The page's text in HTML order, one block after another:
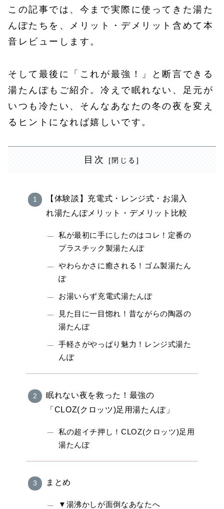
この記事では、今まで実際に使ってきた湯た
んぽたちを、メリット・デメリット含めて本
音レビューします。
そして最後に「これが最強！」と断言できる
湯たんぽもご紹介。冷えで眠れない、足元が
いつも冷たい、そんなあなたの冬の夜を変え
るヒントになれば嬉しいです。
目次
【体験談】充電式・レンジ式・お湯入
れ湯たんぽメリット・デメリット比較
私が最初に手にしたのはコレ！定番の
プラスチック製湯たんぽ
やわらかさに癒される！ゴム製湯たん
ぽ
お湯いらず充電式湯たんぽ
見た目に一目惚れ！昔ながらの陶器の
湯たんぽ
手軽さがやっぱり魅力！レンジ式湯た
んぽ
眠れない夜を救った！最強の
「CLOZ(クロッツ)足用湯たんぽ」
私の超イチ押し！CLOZ(クロッツ)足用
湯たんぽ
まとめ
▼湯沸かしが面倒なあなたへ